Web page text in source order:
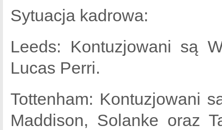
Sytuacja kadrowa:
Leeds: Kontuzjowani są
Lucas Perri.
Tottenham: Kontuzjowani
Maddison, Solanke oraz